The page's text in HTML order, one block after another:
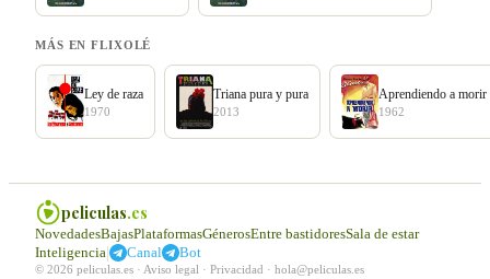
MÁS EN FLIXOLÉ
Ley de raza
1970
Triana pura y pura
2013
Aprendiendo a morir
1962
peliculas.es
NovedadesBajasPlataformasGénerosEntre bastidoresSala de estar
Inteligencia| Canal Bot
© 2026 peliculas.es · Aviso legal · Privacidad · hola@peliculas.es